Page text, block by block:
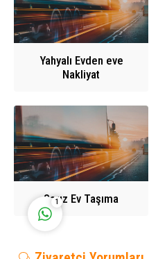
Yahyalı Evden eve
Nakliyat
Sarız Ev Taşıma
Cevap Yaz
1